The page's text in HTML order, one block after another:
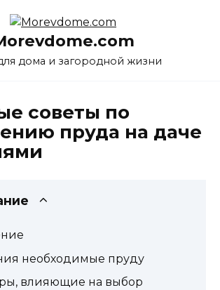
дома и загородной жизни
советы по
пруда на даче
необходимые пруду
влияющие на выбор